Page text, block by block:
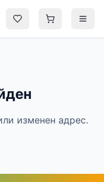
изменен адрес.